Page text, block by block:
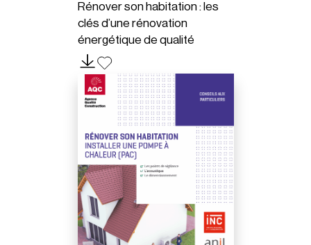
Rénover son habitation : les
clés d’une rénovation
énergétique de qualité